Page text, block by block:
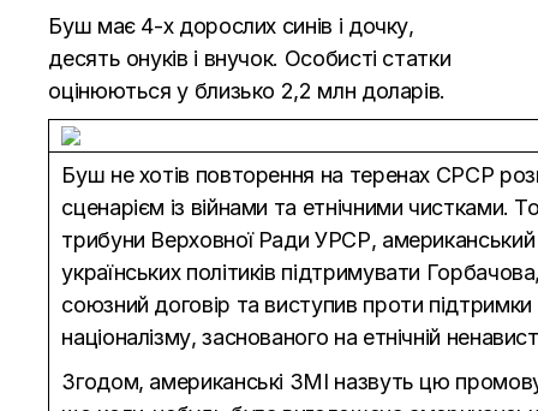
Буш має 4-х дорослих синів і дочку,
десять онуків і внучок. Особисті статки
оцінюються у близько 2,2 млн доларів.
Буш не хотів повторення на теренах СРСР
сценарієм із війнами та етнічними чистками.
трибуни Верховної Ради УРСР,
українських політиків підтримувати
союзний договір та виступив проти підтримки
націоналізму, заснованого на етнічній
Згодом, американські ЗМІ назвуть цю